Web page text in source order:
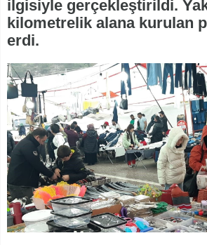
ilgisiyle gerçekleştirildi.
kilometrelik alana kurulan
erdi.